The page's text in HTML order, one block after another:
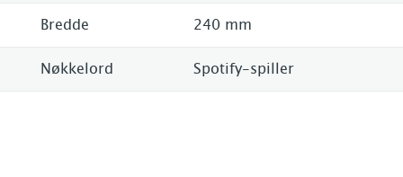
Bredde 240 mm
Nøkkelord Spotify-spiller